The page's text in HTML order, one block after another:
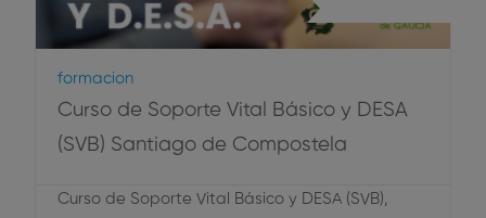
Formacion
Curso de Soporte Vital Básico y DESA
(SVB) Santiago de Compostela
Curso de Soporte Vital Básico y DESA (SVB),